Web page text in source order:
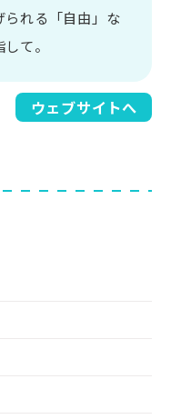
られる 「自由」な​
て。​
ウェブサイトへ